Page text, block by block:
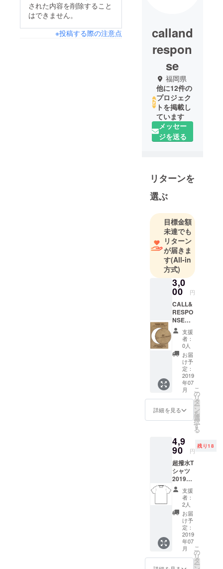
された内容を削除すること
はできません。
※投稿する際の注意点
calland
respon
se
福岡県
他に12件の
プロジェク
トを掲載し
ています
メッセー
ジを送る
リターンを
選ぶ
目標金額
未達でも
リターン
が届きま
す(All-in
方式)
3,0
00 円
CALL&
RESPO
NSEオ
リジナ
ル 木
のコー
スター
付き手
年7月上
旬～8月
上旬の
発送で
す あな
たの家
に木の
お送り
致しま
す 中の
丸が
コース
ターに
なりま
す。 ※
木素材
の為仕
上がり
が異な
ります
支援
者：
0人
お届
け予
定：
2019
年07
月
詳細を見る
こ
の
リ
タ
ー
ン
を
選
択
す
る
4,9
90 円
残り18
超撥水T
シャツ
2019年
7月上旬
～8月上
旬の発
送です
岡山で
ホワイ
トデニ
ムと同
じ加工
を施し
たTシャ
支援
者：
2人
お届
け予
定：
2019
年07
月
こ
の
リ
タ
ー